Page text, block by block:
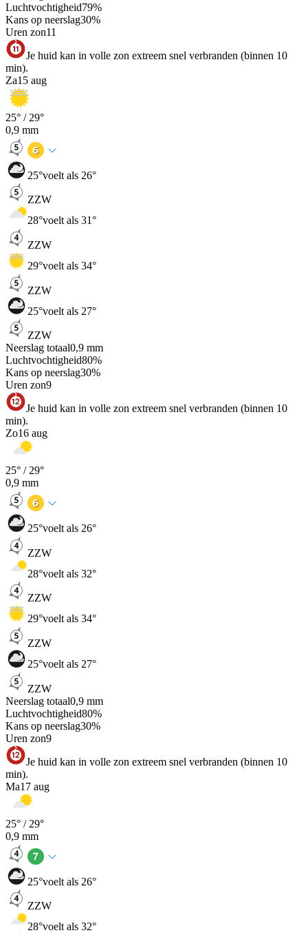
Luchtvochtigheid79%
Kans op neerslag30%
Uren zon11
Je huid kan in volle zon extreem snel verbranden (binnen 10
min).
Za15 aug
25° / 29°
0,9 mm
25°voelt als 26°
ZZW
28°voelt als 31°
ZZW
29°voelt als 34°
ZZW
25°voelt als 27°
ZZW
Neerslag totaal0,9 mm
Luchtvochtigheid80%
Kans op neerslag30%
Uren zon9
Je huid kan in volle zon extreem snel verbranden (binnen 10
min).
Zo16 aug
25° / 29°
0,9 mm
25°voelt als 26°
ZZW
28°voelt als 32°
ZZW
29°voelt als 34°
ZZW
25°voelt als 27°
ZZW
Neerslag totaal0,9 mm
Luchtvochtigheid80%
Kans op neerslag30%
Uren zon9
Je huid kan in volle zon extreem snel verbranden (binnen 10
min).
Ma17 aug
25° / 29°
0,9 mm
25°voelt als 26°
ZZW
28°voelt als 32°